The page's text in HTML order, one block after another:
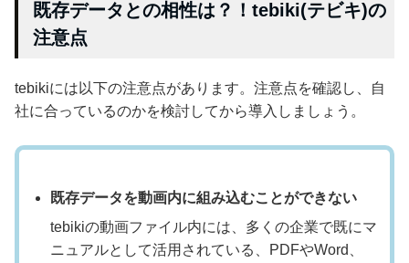
既存データとの相性は？！tebiki(テビキ)の
注意点
tebikiには以下の注意点があります。注意点を確認し、自
社に合っているのかを検討してから導入しましょう。
既存データを動画内に組み込むことができない
tebikiの動画ファイル内には、多くの企業で既にマ
ニュアルとして活用されている、PDFやWord、